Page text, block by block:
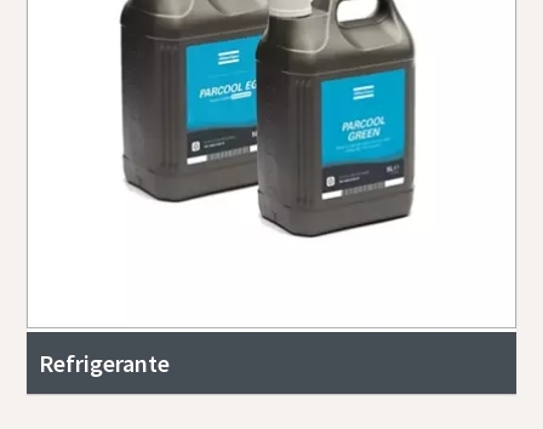
Refrigerante